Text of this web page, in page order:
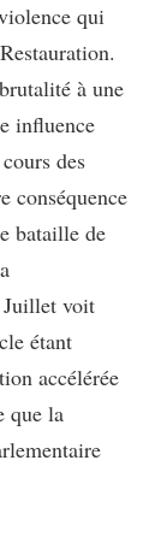
qui
à une
influence
des
conséquence
bataille de
voit
étant
accélérée
que la